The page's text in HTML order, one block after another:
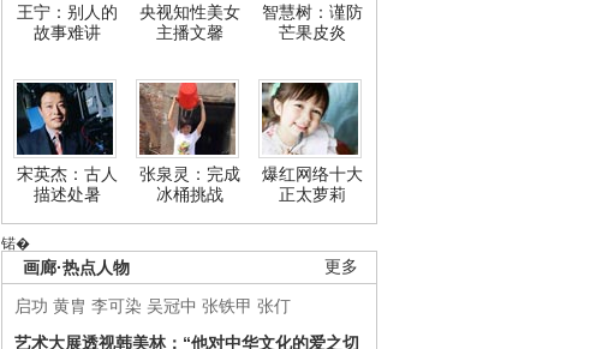
王宁：别人的
故事难讲
央视知性美女
主播文馨
智慧树：谨防
芒果皮炎
宋英杰：古人
描述处暑
张泉灵：完成
冰桶挑战
爆红网络十大
正太萝莉
锘�
更多
画廊·热点人物
启功 黄胄 李可染 吴冠中 张铁甲 张仃
艺术大展透视韩美林：“他对中华文化的爱之切